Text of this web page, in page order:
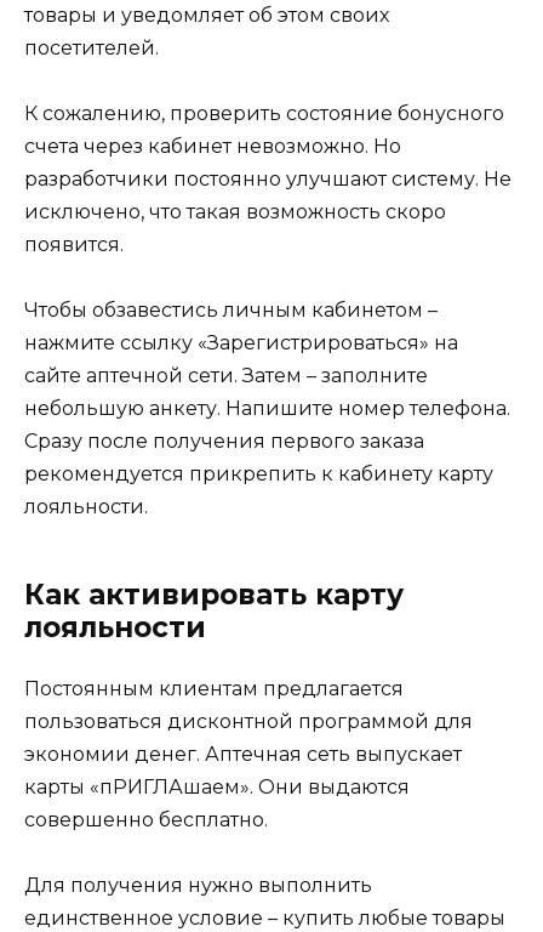
товары и уведомляет об этом своих
посетителей.
К сожалению, проверить состояние бонусного
счета через кабинет невозможно. Но
разработчики постоянно улучшают систему. Не
исключено, что такая возможность скоро
появится.
Чтобы обзавестись личным кабинетом –
нажмите ссылку «Зарегистрироваться» на
сайте аптечной сети. Затем – заполните
небольшую анкету. Напишите номер телефона.
Сразу после получения первого заказа
рекомендуется прикрепить к кабинету карту
лояльности.
Как активировать карту
лояльности
Постоянным клиентам предлагается
пользоваться дисконтной программой для
экономии денег. Аптечная сеть выпускает
карты «пРИГЛАшаем». Они выдаются
совершенно бесплатно.
Для получения нужно выполнить
единственное условие – купить любые товары